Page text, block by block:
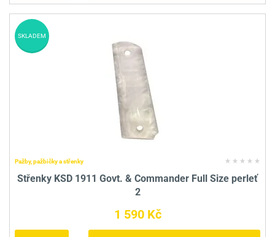
Pažby, pažbičky a střenky
Střenky KSD 1911 Govt. & Commander Full Size perleť
2
1 590 Kč
SKLADEM